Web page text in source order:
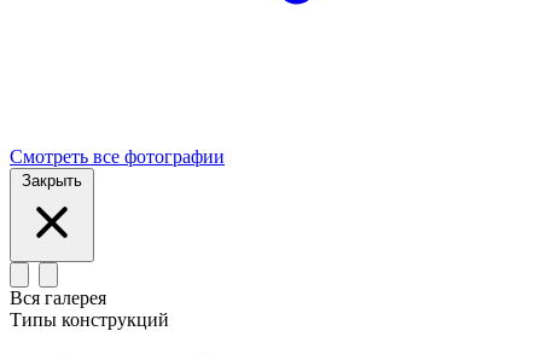
Смотреть все фотографии
Закрыть
Вся галерея
Типы конструкций